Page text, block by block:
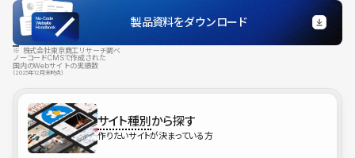
製品資料をダウンロード
※ 株式会社東京商工リサーチ調べ
ノーコードCMSで作成された
国内のWebサイトの実績数
（2025年12月末時点）
サイト種別から探す
作りたいサイトが決まっている方